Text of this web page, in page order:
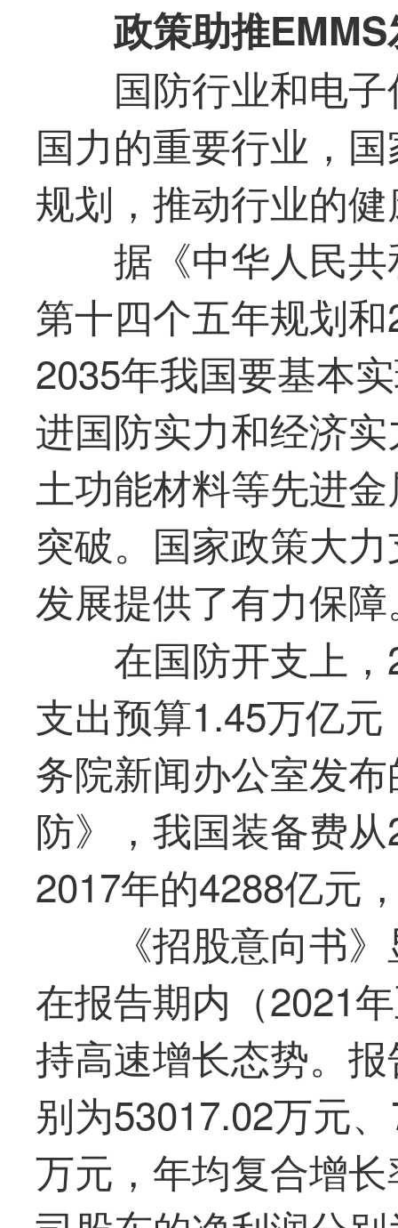
政策助推
国防行业和电子
国力的重要行业，
规划，推动行业的
据《中华人民共
第十四个五年规划
2035年我国要基本
进国防实力和经济
土功能材料等先进
突破。国家政策大
发展提供了有力保
在国防开支上，
支出预算1.45万亿
务院新闻办公室发
防》，我国装备费
2017年的4288亿元
《招股意向书》
在报告期内（2021
持高速增长态势。
别为53017.02万元
万元，年均复合增